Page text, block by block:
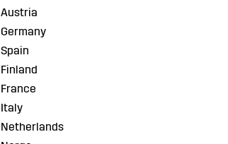
Austria
Germany
Spain
Finland
France
Italy
Netherlands